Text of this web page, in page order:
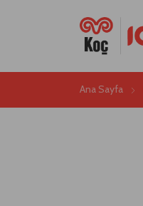
Ana Sayfa